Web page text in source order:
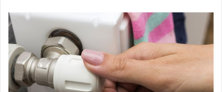
vplivate na znesek položnice.